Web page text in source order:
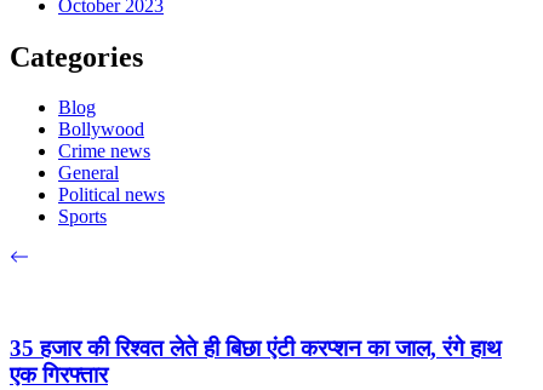
October 2023
Categories
Blog
Bollywood
Crime news
General
Political news
Sports
35 हजार की रिश्वत लेते ही बिछा एंटी करप्शन का जाल, रंगे हाथ
एक गिरफ्तार